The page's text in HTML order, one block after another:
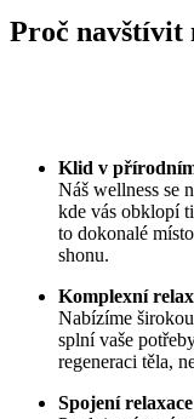
Proč navštívit
Klid v
Náš wellness se
kde vás obklopí
to dokonalé
shonu.
Komplexní
Nabízíme
splní vaše
regeneraci těla,
Spojení